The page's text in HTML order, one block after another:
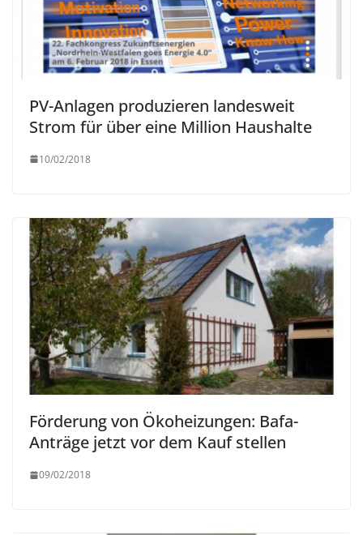
PV-Anlagen produzieren landesweit
Strom für über eine Million Haushalte
10/02/2018
Förderung von Ökoheizungen: Bafa-
Anträge jetzt vor dem Kauf stellen
09/02/2018